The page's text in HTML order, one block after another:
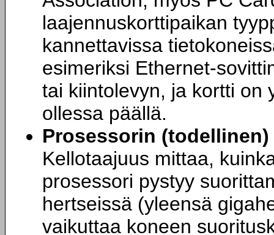
laajennuskorttipaikan
kannettavissa
esimeriksi Ethernet-
tai kiintolevyn, ja kortti on
ollessa päällä.
Prosessorin
Kellotaajuus mittaa,
prosessori pystyy
hertseissä (yleensä
vaikuttaa koneen